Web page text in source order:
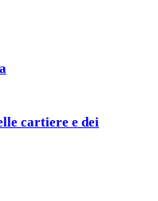
cartiere e dei